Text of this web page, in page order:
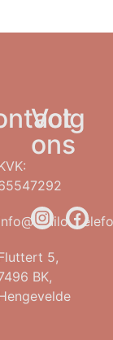
5,
BK,
Volg
ons